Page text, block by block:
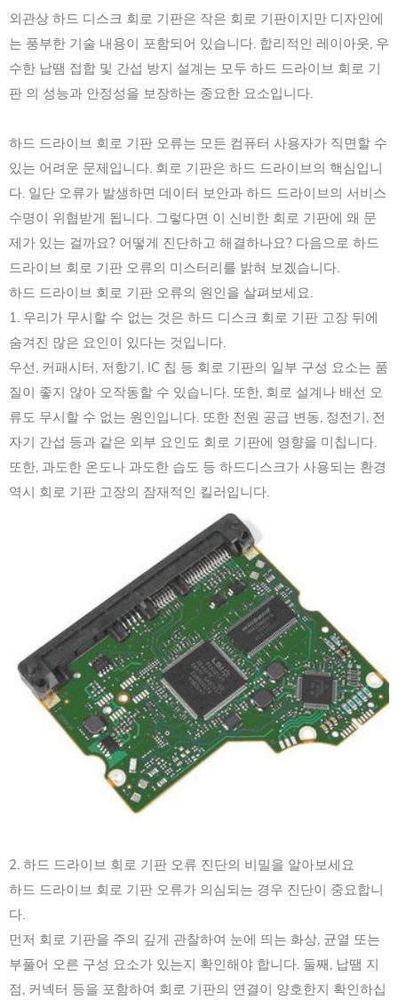
외관상 하드 디스크 회로 기판은 작은 회로 기판이지만 디자인에
는 풍부한 기술 내용이 포함되어 있습니다. 합리적인 레이아웃, 우
수한 납땜 접합 및 간섭 방지 설계는 모두 하드 드라이브 회로 기
판 의 성능과 안정성을 보장하는 중요한 요소입니다.
하드 드라이브 회로 기판 오류는 모든 컴퓨터 사용자가 직면할 수
있는 어려운 문제입니다. 회로 기판은 하드 드라이브의 핵심입니
다. 일단 오류가 발생하면 데이터 보안과 하드 드라이브의 서비스
수명이 위협받게 됩니다. 그렇다면 이 신비한 회로 기판에 왜 문
제가 있는 걸까요? 어떻게 진단하고 해결하나요? 다음으로 하드
드라이브 회로 기판 오류의 미스터리를 밝혀 보겠습니다.
하드 드라이브 회로 기판 오류의 원인을 살펴보세요.
1. 우리가 무시할 수 없는 것은 하드 디스크 회로 기판 고장 뒤에
숨겨진 많은 요인이 있다는 것입니다.
우선, 커패시터, 저항기, IC 칩 등 회로 기판의 일부 구성 요소는 품
질이 좋지 않아 오작동할 수 있습니다. 또한, 회로 설계나 배선 오
류도 무시할 수 없는 원인입니다. 또한 전원 공급 변동, 정전기, 전
자기 간섭 등과 같은 외부 요인도 회로 기판에 영향을 미칩니다.
또한, 과도한 온도나 과도한 습도 등 하드디스크가 사용되는 환경
역시 회로 기판 고장의 잠재적인 킬러입니다.
2. 하드 드라이브 회로 기판 오류 진단의 비밀을 알아보세요
하드 드라이브 회로 기판 오류가 의심되는 경우 진단이 중요합니
다.
먼저 회로 기판을 주의 깊게 관찰하여 눈에 띄는 화상, 균열 또는
부풀어 오른 구성 요소가 있는지 확인해야 합니다. 둘째, 납땜 지
점, 커넥터 등을 포함하여 회로 기판의 연결이 양호한지 확인하십